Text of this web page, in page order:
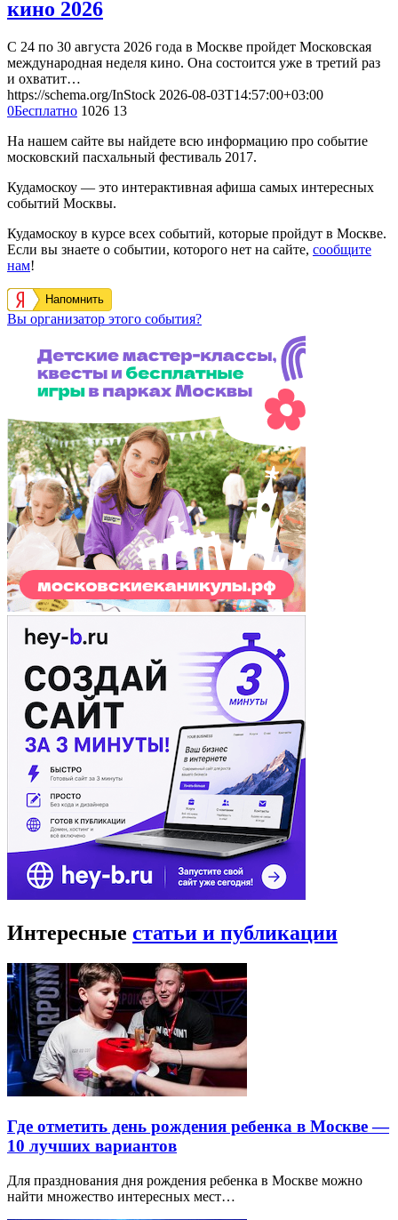
кино 2026
С 24 по 30 августа 2026 года в Москве пройдет Московская
международная неделя кино. Она состоится уже в третий раз
и охватит…
https://schema.org/InStock 2026-08-03T14:57:00+03:00
0Бесплатно 1026 13
На нашем сайте вы найдете всю информацию про событие
московский пасхальный фестиваль 2017.
Кудамоскоу — это интерактивная афиша самых интересных
событий Москвы.
Кудамоскоу в курсе всех событий, которые пройдут в Москве.
Если вы знаете о событии, которого нет на сайте, сообщите
нам!
Напомнить
Вы организатор этого события?
Интересные статьи и публикации
Где отметить день рождения ребенка в Москве —
10 лучших вариантов
Для празднования дня рождения ребенка в Москве можно
найти множество интересных мест…